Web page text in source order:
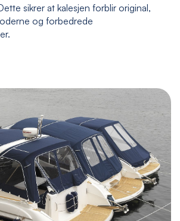
sikrer at kalesjen forblir original,
og forbedrede